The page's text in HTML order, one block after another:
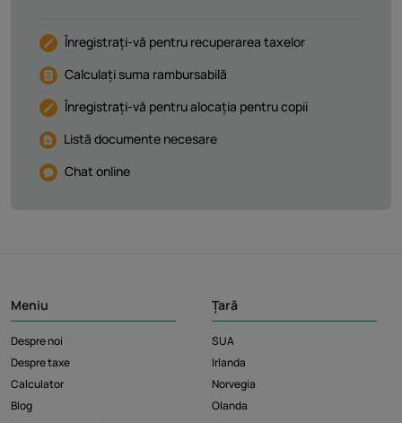
Înregistrați-vă pentru recuperarea taxelor
Calculați suma rambursabilă
Înregistrați-vă pentru alocația pentru copii
Listă documente necesare
Chat online
Meniu
Despre noi
Despre taxe
Calculator
Blog
Țară
SUA
Irlanda
Norvegia
Olanda